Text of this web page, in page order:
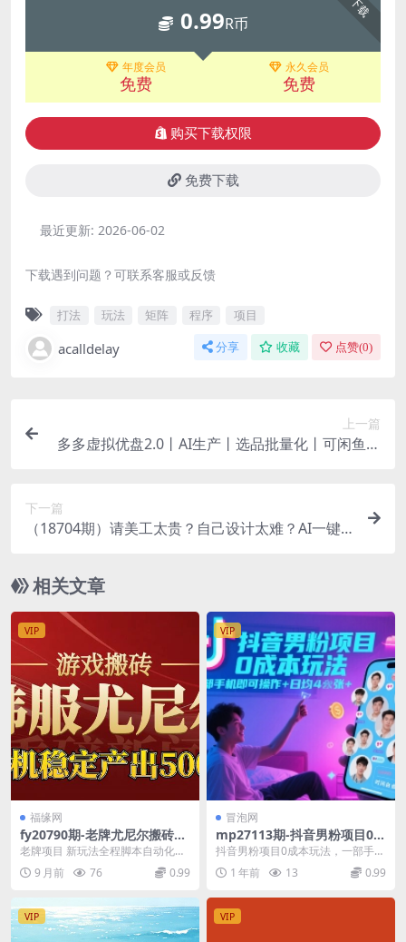
下载
0.99R币
年度会员
免费
永久会员
免费
购买下载权限
免费下载
最近更新: 2026-06-02
下载遇到问题？可联系客服或反馈
打法 玩法 矩阵 程序 项目
acalldelay 分享 收藏 点赞(0)
上一篇
多多虚拟优盘2.0丨AI生产丨选品批量化丨可闲鱼操
下一篇
（18704期）请美工太贵？自己设计太难？AI一键
相关文章
VIP
福缘网
fy20790期-老牌尤尼尔搬砖项
目 新区开服 金币材料价值直
目
老牌项目 新玩法全程脚本自动化月
利润10000+可无限矩阵放大小白也
可直接上手2...
9 月前 76 0.99
VIP
冒泡网
mp27113期-抖音男粉项目0成
本玩法，一部手机即可操作，
抖音男粉项目0成本玩法，一部手机
即可操作，日均4张+，时间自由 项
目简介：男粉项...
1 年前 13 0.99
VIP VIP